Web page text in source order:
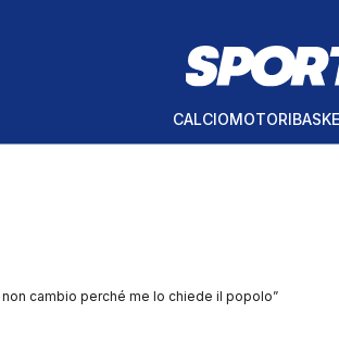
CALCIOMOTORI
cambio perché me lo chiede il popolo”